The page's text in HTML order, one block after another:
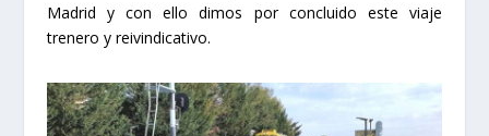
Madrid y con ello dimos por concluido este viaje
trenero y reivindicativo.